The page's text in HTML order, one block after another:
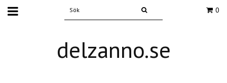
0
delzanno.se